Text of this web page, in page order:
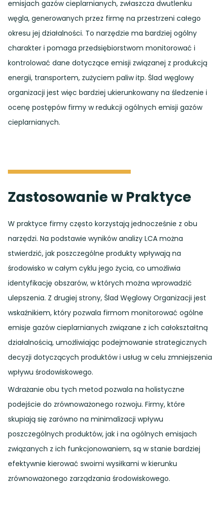
emisjach gazów cieplarnianych, zwłaszcza dwutlenku
węgla, generowanych przez firmę na przestrzeni całego
okresu jej działalności. To narzędzie ma bardziej ogólny
charakter i pomaga przedsiębiorstwom monitorować i
kontrolować dane dotyczące emisji związanej z produkcją
energii, transportem, zużyciem paliw itp. Ślad węglowy
organizacji jest więc bardziej ukierunkowany na śledzenie i
ocenę postępów firmy w redukcji ogólnych emisji gazów
cieplarnianych.
Zastosowanie w Praktyce
W praktyce firmy często korzystają jednocześnie z obu
narzędzi. Na podstawie wyników analizy LCA można
stwierdzić, jak poszczególne produkty wpływają na
środowisko w całym cyklu jego życia, co umożliwia
identyfikację obszarów, w których można wprowadzić
ulepszenia. Z drugiej strony, Ślad Węglowy Organizacji jest
wskaźnikiem, który pozwala firmom monitorować ogólne
emisje gazów cieplarnianych związane z ich całokształtną
działalnością, umożliwiając podejmowanie strategicznych
decyzji dotyczących produktów i usług w celu zmniejszenia
wpływu środowiskowego.
Wdrażanie obu tych metod pozwala na holistyczne
podejście do zrównoważonego rozwoju. Firmy, które
skupiają się zarówno na minimalizacji wpływu
poszczególnych produktów, jak i na ogólnych emisjach
związanych z ich funkcjonowaniem, są w stanie bardziej
efektywnie kierować swoimi wysiłkami w kierunku
zrównoważonego zarządzania środowiskowego.